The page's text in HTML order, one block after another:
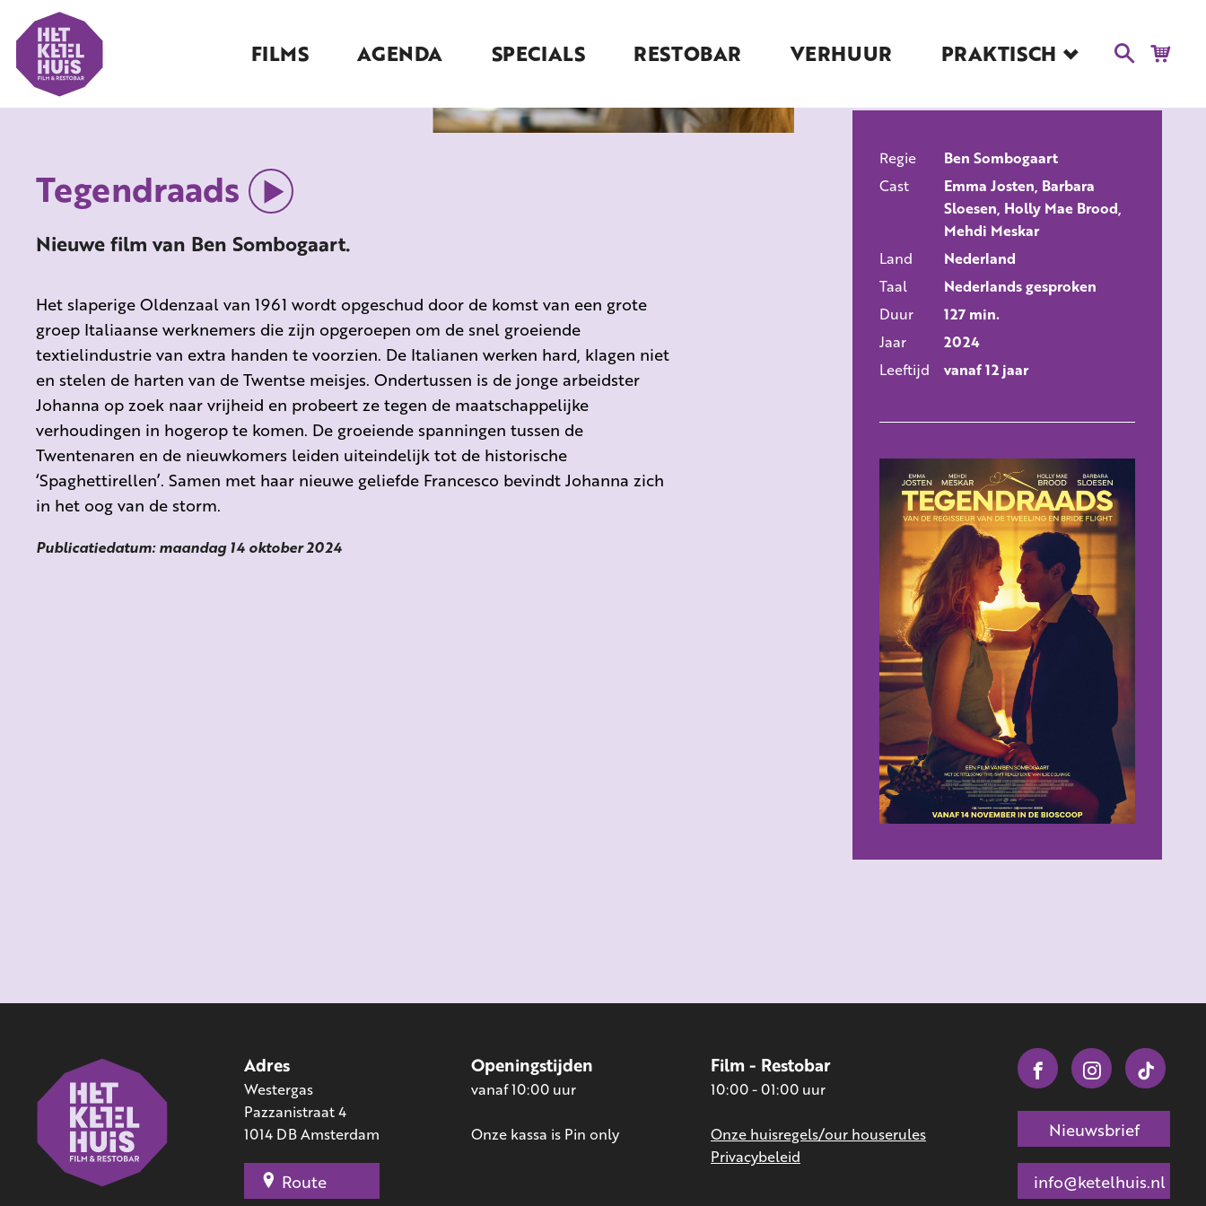
FILMS AGENDA SPECIALS RESTOBAR VERHUUR PRAKTISCH
Blog
Educatie
Kaartverkoop en
Tarieven
Over Het Ketelhuis
Vacatures
Tegendraads
Nieuwe film van Ben Sombogaart.
Het slaperige Oldenzaal van 1961 wordt opgeschud door de komst van een grote
groep Italiaanse werknemers die zijn opgeroepen om de snel groeiende
textielindustrie van extra handen te voorzien. De Italianen werken hard, klagen niet
en stelen de harten van de Twentse meisjes. Ondertussen is de jonge arbeidster
Johanna op zoek naar vrijheid en probeert ze tegen de maatschappelijke
verhoudingen in hogerop te komen. De groeiende spanningen tussen de
Twentenaren en de nieuwkomers leiden uiteindelijk tot de historische
‘Spaghettirellen’. Samen met haar nieuwe geliefde Francesco bevindt Johanna zich
in het oog van de storm.
Publicatiedatum: maandag 14 oktober 2024
ALLE FILMS
Regie
Ben Sombogaart
Cast
Emma Josten, Barbara
Sloesen, Holly Mae Brood,
Mehdi Meskar
Land
Nederland
Taal
Nederlands gesproken
Duur
127 min.
Jaar
2024
Leeftijd
vanaf 12 jaar
Adres
Westergas
Pazzanistraat 4
1014 DB Amsterdam
Route
Openingstijden
vanaf 10:00 uur
Onze kassa is Pin only
Film - Restobar
10:00 - 01:00 uur
Onze huisregels/our houserules
Privacybeleid
Nieuwsbrief
info@ketelhuis.nl